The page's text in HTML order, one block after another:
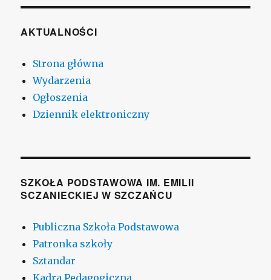
AKTUALNOŚCI
Strona główna
Wydarzenia
Ogłoszenia
Dziennik elektroniczny
SZKOŁA PODSTAWOWA IM. EMILII
SCZANIECKIEJ W SZCZAŃCU
Publiczna Szkoła Podstawowa
Patronka szkoły
Sztandar
Kadra Pedagogiczna